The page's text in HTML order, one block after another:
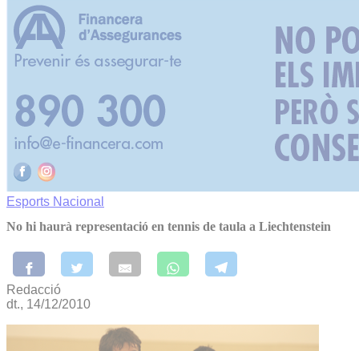
Esports Nacional
No hi haurà representació en tennis de taula a Liechtenstein
Redacció
dt., 14/12/2010